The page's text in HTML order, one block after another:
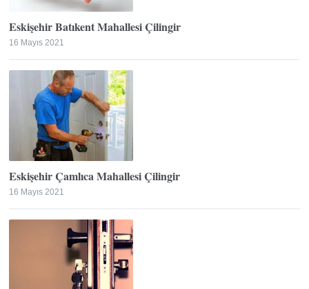
Eskişehir Batıkent Mahallesi Çilingir
16 Mayıs 2021
Eskişehir Çamlıca Mahallesi Çilingir
16 Mayıs 2021